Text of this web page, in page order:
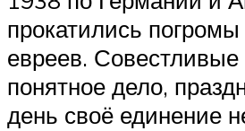
прокатились погромы
евреев.
понятное дело,
день своё единение